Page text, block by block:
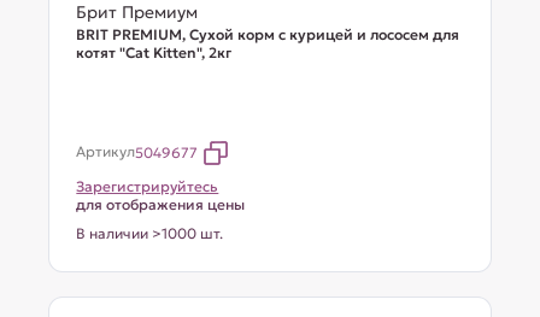
Брит Премиум
BRIT PREMIUM, Сухой корм с курицей и лососем для
котят "Cat Kitten", 2кг
Артикул5049677
Зарегистрируйтесь
для отображения цены
В наличии >1000 шт.